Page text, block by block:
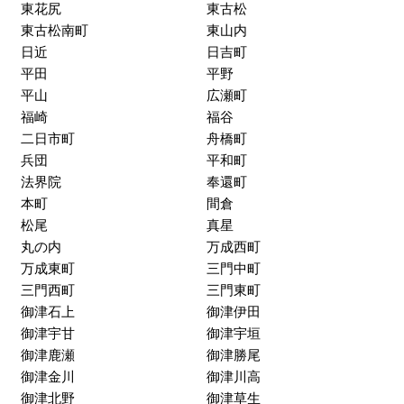
東花尻
東古松
東古松南町
東山内
日近
日吉町
平田
平野
平山
広瀬町
福崎
福谷
二日市町
舟橋町
兵団
平和町
法界院
奉還町
本町
間倉
松尾
真星
丸の内
万成西町
万成東町
三門中町
三門西町
三門東町
御津石上
御津伊田
御津宇甘
御津宇垣
御津鹿瀬
御津勝尾
御津金川
御津川高
御津北野
御津草生